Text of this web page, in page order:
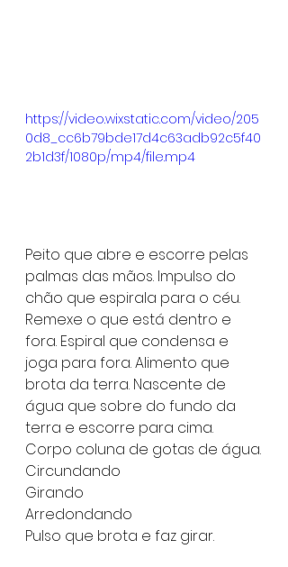
https://video.wixstatic.com/video/205
0d8_cc6b79bde17d4c63adb92c5f40
2b1d3f/1080p/mp4/file.mp4
Peito que abre e escorre pelas
palmas das mãos. Impulso do
chão que espirala para o céu.
Remexe o que está dentro e
fora. Espiral que condensa e
joga para fora. Alimento que
brota da terra. Nascente de
água que sobre do fundo da
terra e escorre para cima.
Corpo coluna de gotas de água.
Circundando
Girando
Arredondando
Pulso que brota e faz girar.